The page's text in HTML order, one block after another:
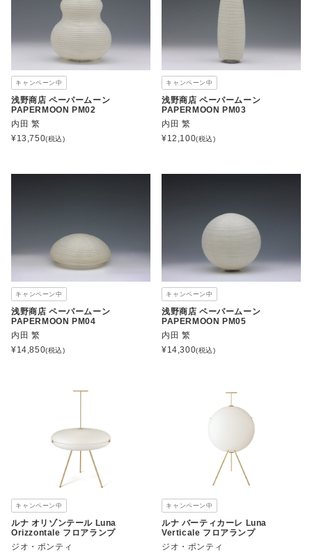
キャンペーン中
浅野商店 ペーパームーン
PAPERMOON PM02
内田 繁
¥13,750(税込)
キャンペーン中
浅野商店 ペーパームーン
PAPERMOON PM03
内田 繁
¥12,100(税込)
キャンペーン中
浅野商店 ペーパームーン
PAPERMOON PM04
内田 繁
¥14,850(税込)
キャンペーン中
浅野商店 ペーパームーン
PAPERMOON PM05
内田 繁
¥14,300(税込)
キャンペーン中
ルナ オリゾンテール Luna
Orizzontale フロアランプ
ジオ・ポンティ
キャンペーン中
ルナ バーティカーレ Luna
Verticale フロアランプ
ジオ・ポンティ